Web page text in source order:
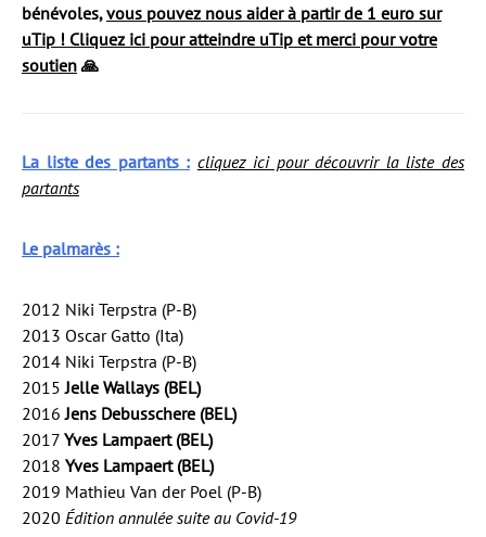
bénévoles,vous pouvez nous aider à partir de 1 euro sur
uTip ! Cliquez ici pour atteindre uTip et merci pour votre
soutien 🙏
La liste des partants : cliquez ici pour découvrir la liste des
partants
Le palmarès :
2012 Niki Terpstra (P-B)
2013 Oscar Gatto (Ita)
2014 Niki Terpstra (P-B)
2015Jelle Wallays (BEL)
2016Jens Debusschere (BEL)
2017 Yves Lampaert (BEL)
2018 Yves Lampaert (BEL)
2019 Mathieu Van der Poel (P-B)
2020 Édition annulée suite au Covid-19